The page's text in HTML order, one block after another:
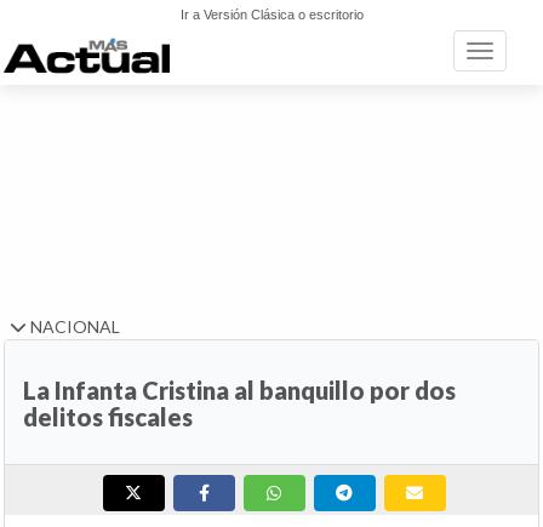
Ir a Versión Clásica o escritorio
Toggle
NACIONAL
La Infanta Cristina al banquillo por dos
delitos fiscales